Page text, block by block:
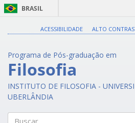
BRASIL
ACESSIBILIDADE ALTO
Programa de Pós-graduação em
Filosofia
INSTITUTO DE FILOSOFIA -
UBERLÂNDIA